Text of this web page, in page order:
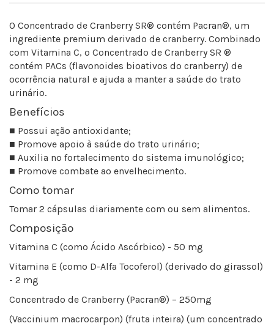
O Concentrado de Cranberry SR® contém Pacran®, um
ingrediente premium derivado de cranberry. Combinado
com Vitamina C, o Concentrado de Cranberry SR ®
contém PACs (flavonoides bioativos do cranberry) de
ocorrência natural e ajuda a manter a saúde do trato
urinário.
Benefícios
■ Possui ação antioxidante;
■ Promove apoio à saúde do trato urinário;
■ Auxilia no fortalecimento do sistema imunológico;
■ Promove combate ao envelhecimento.
Como tomar
Tomar 2 cápsulas diariamente com ou sem alimentos.
Composição
Vitamina C (como Ácido Ascórbico) - 50 mg
Vitamina E (como D-Alfa Tocoferol) (derivado do girassol)
- 2 mg
Concentrado de Cranberry (Pacran®) – 250mg
(Vaccinium macrocarpon) (fruta inteira) (um concentrado